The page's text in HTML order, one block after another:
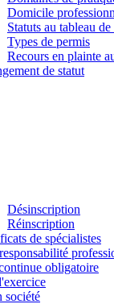
Domicile
Statuts au tableau
Types de permis
Recours en plainte
de statut
Désinscription
Réinscription
de spécialistes
obligatoire
société